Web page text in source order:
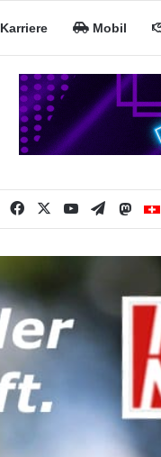
Karriere Mobil
RSSFacebookYouTubeTelegram